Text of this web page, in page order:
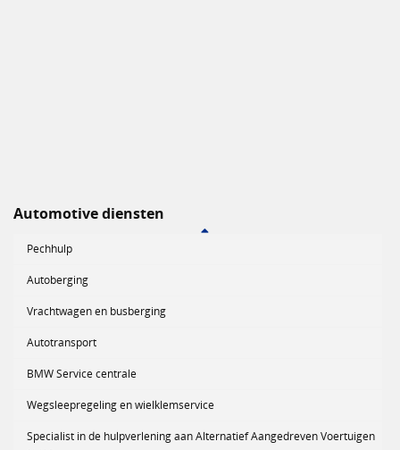
Automotive diensten
Pechhulp
Autoberging
Vrachtwagen en busberging
Autotransport
BMW Service centrale
Wegsleepregeling en wielklemservice
Specialist in de hulpverlening aan Alternatief Aangedreven Voertuigen